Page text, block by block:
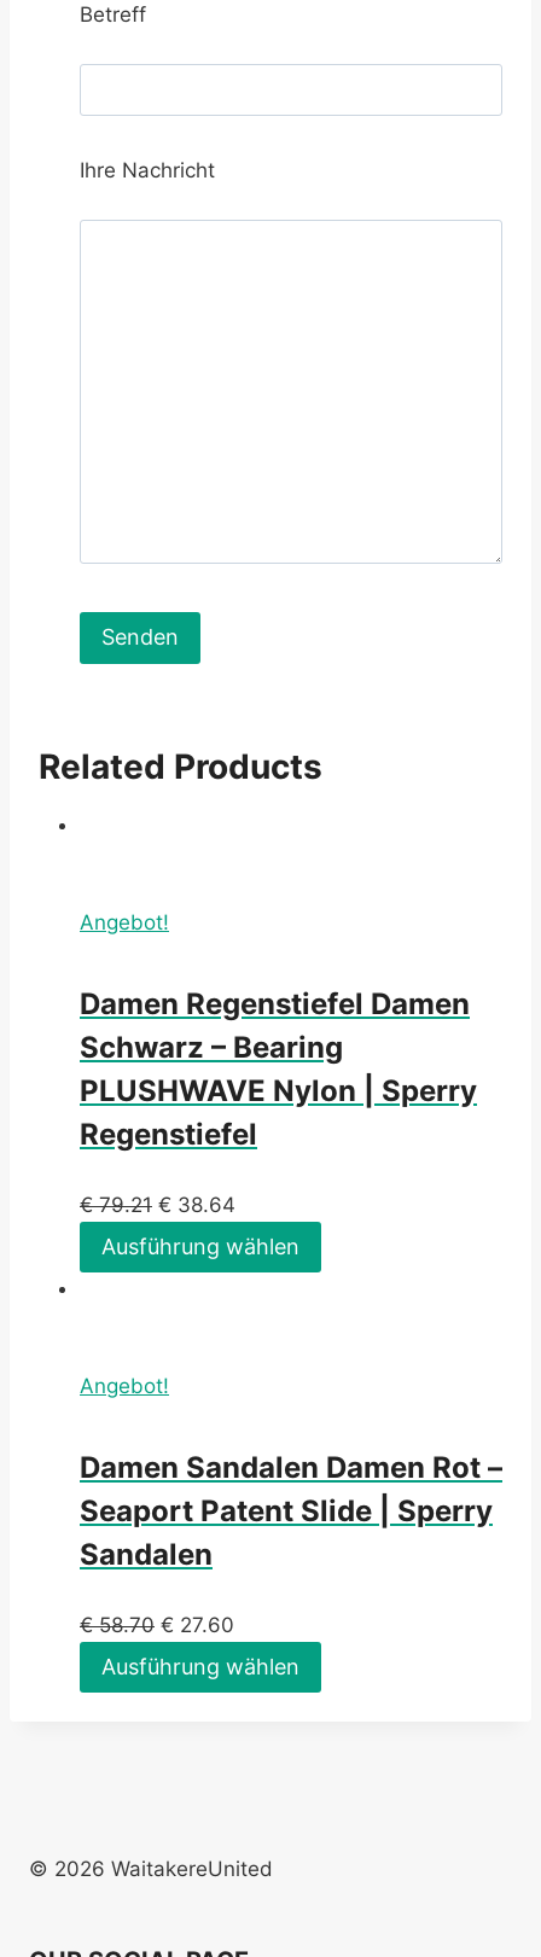
Betreff
Ihre Nachricht
Related Products
Angebot!
Damen Regenstiefel Damen
Schwarz – Bearing
PLUSHWAVE Nylon | Sperry
Regenstiefel
€79.21 € 38.64
Ausführung wählen
Angebot!
Damen Sandalen Damen Rot –
Seaport Patent Slide | Sperry
Sandalen
€58.70 € 27.60
Ausführung wählen
© 2026 WaitakereUnited